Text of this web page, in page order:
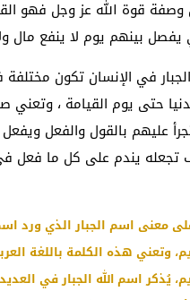
قوة الله عز وجل فهو
يفصل بينهم يوم لا ينفع مال
في الإنسان تكون
حتى يوم القيامة ، وتعني
عليهم بالقول والفعل
تجعله يندم على كل ما فعل
معنى اسم الجبار الذي ورد
وتعني هذه الكلمة باللغة
يُذكر اسم الله الجبار في